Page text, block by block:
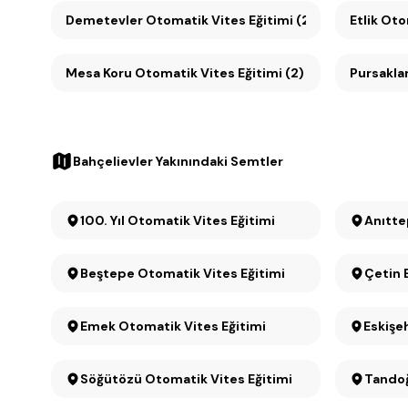
Demetevler Otomatik Vites Eğitimi (2) Etlik
Mesa Koru Otomatik Vites Eğitimi (2)
Bahçelievler Yakınındaki Semtler
100. Yıl Otomatik Vites Eğitimi
Beştepe Otomatik Vites Eğitimi Çetin
Emek Otomatik Vites Eğitimi
Söğütözü Otomatik Vites Eğitimi